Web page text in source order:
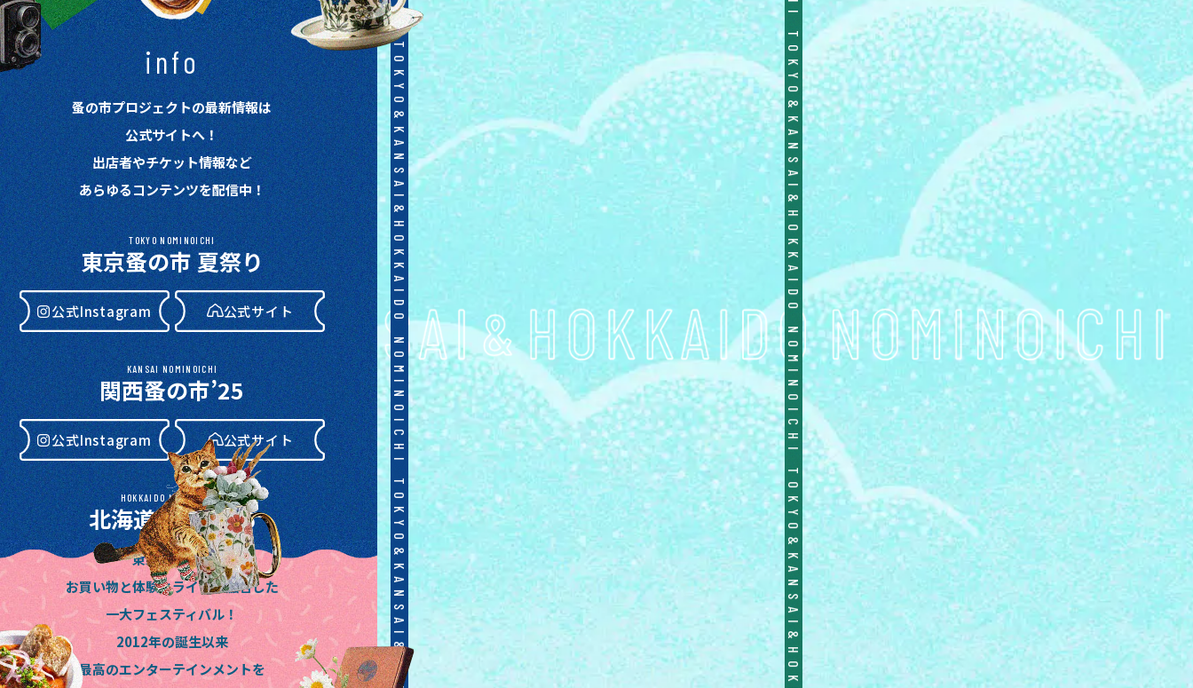
info
蚤の市プロジェクトの最新情報は
公式サイトへ！
出店者やチケット情報など
あらゆるコンテンツを配信中！
TOKYO NOMINOICHI
東京蚤の市 夏祭り
公式Instagram 公式サイト
KANSAI NOMINOICHI
関西蚤の市’25
公式Instagram 公式サイト
HOKKAIDO NOMINOICHI
北海道蚤の市’26
公式Instagram 公式サイト
東京蚤の市は
お買い物と体験とライブが融合した
一大フェスティバル！
2012年の誕生以来
最高のエンターテインメントを